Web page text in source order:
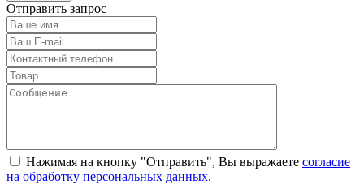
Отправить запрос
Нажимая на кнопку "Отправить", Вы выражаете согласие
на обработку персональных данных.